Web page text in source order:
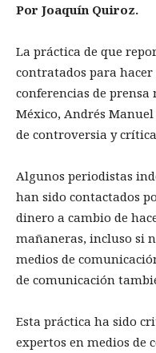
Por Joaquín Quiroz.
La práctica de que
contratados para
conferencias de
México, Andrés
de controversia y
Algunos periodistas
han sido contactados
dinero a cambio de
mañaneras, incluso si
medios de
de comunicación
Esta práctica ha sido
expertos en medios de